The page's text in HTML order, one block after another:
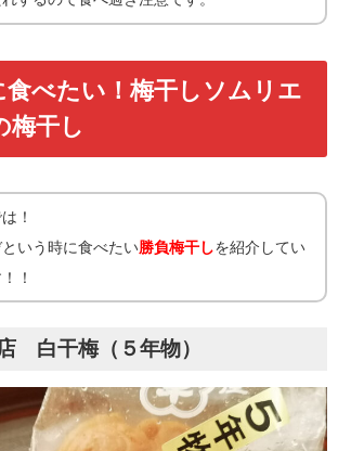
べたい！梅干しソムリエ
梅干し
！
という時に食べたい勝負梅干しを紹介してい
！
白干梅（５年物）